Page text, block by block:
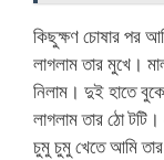
কিছুক্ষণ চোষার পর
লাগলাম তার মুখে।
নিলাম। দুই হাতে
লাগলাম তার ঠো
চুমু চুমু খেতে আমি তার